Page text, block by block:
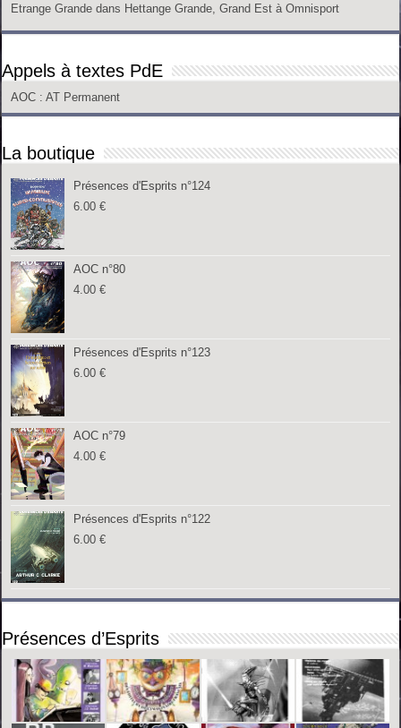
Etrange Grande dans Hettange Grande, Grand Est à Omnisport
Appels à textes PdE
AOC : AT Permanent
La boutique
Présences d'Esprits n°124
6.00€
AOC n°80
4.00€
Présences d'Esprits n°123
6.00€
AOC n°79
4.00€
Présences d'Esprits n°122
6.00€
Présences d’Esprits